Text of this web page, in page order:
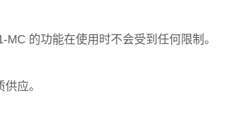
的功能在使用时不会受到任何限制。
应。